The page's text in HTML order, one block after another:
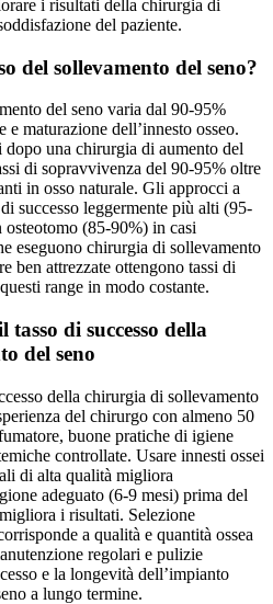
i risultati della chirurgia di
del paziente.
del sollevamento del seno?
del seno varia dal 90-95%
e maturazione dell’innesto osseo.
una chirurgia di aumento del
di sopravvivenza del 90-95% oltre
in osso naturale. Gli approcci a
successo leggermente più alti (95-
(85-90%) in casi
eseguono chirurgia di sollevamento
ben attrezzate ottengono tassi di
range in modo costante.
di successo della
del seno
della chirurgia di sollevamento
del chirurgo con almeno 50
buone pratiche di igiene
controllate. Usare innesti ossei
di alta qualità migliora
adeguato (6-9 mesi) prima del
i risultati. Selezione
a qualità e quantità ossea
regolari e pulizie
e la longevità dell’impianto
a lungo termine.